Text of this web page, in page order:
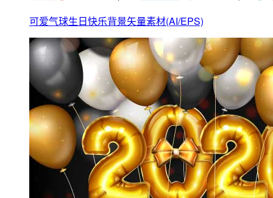
可爱气球生日快乐背景矢量素材(AI/EPS)